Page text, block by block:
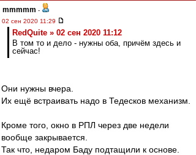
mmmmm -
02 сен 2020 11:29
RedQuite » 02 сен 2020 11:12
В том то и дело - нужны оба, причём здесь и
сейчас!
Они нужны вчера.
Их ещё встраивать надо в Тедесков механизм.
Кроме того, окно в РПЛ через две недели
вообще закрывается.
Так что, недаром Баду подтащили к основе.